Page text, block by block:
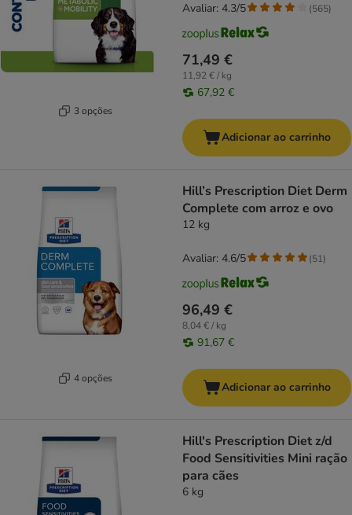
3 opções
71,49 €
11,92 € / kg
67,92 €
Avaliar: 4.3/5 (565)
Adicionar ao carrinho
4 opções
Hill’s Prescription Diet Derm
Complete com arroz e ovo
12 kg
96,49 €
8,04 € / kg
91,67 €
Avaliar: 4.6/5 (51)
Adicionar ao carrinho
Hill's Prescription Diet z/d
Food Sensitivities Mini ração
para cães
6 kg